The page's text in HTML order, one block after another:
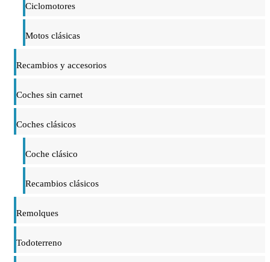
Ciclomotores
Motos clásicas
Recambios y accesorios
Coches sin carnet
Coches clásicos
Coche clásico
Recambios clásicos
Remolques
Todoterreno